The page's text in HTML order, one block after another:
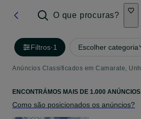
O que procuras?
Filtros·1 Escolher categoria
ENCONTRÁMOS MAIS DE 1.000 ANÚNCIOS
Como são posicionados os anúncios?